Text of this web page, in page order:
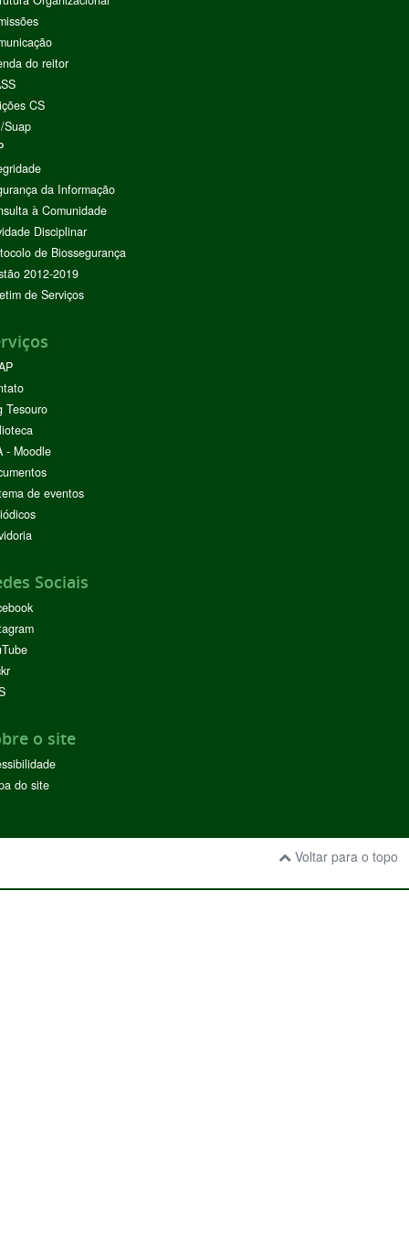
do reitor
CS
Suap
da Informação
à Comunidade
Disciplinar
de Biossegurança
2012-2019
de Serviços
Tesouro
- Moodle
de eventos
Sociais
o site
do site
Voltar para o topo